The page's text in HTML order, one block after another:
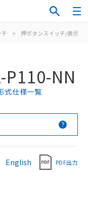
チ > 押ボタンスイッチ/表示灯
P110-NN
式仕様一覧
English PDF出力